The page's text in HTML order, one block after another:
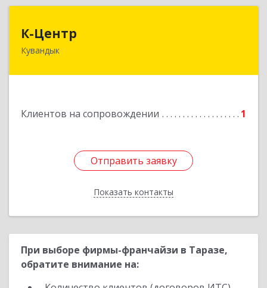
К-Центр
Кувандык
Клиентов на сопровождении 1
Отправить заявку
Показать контакты
462243, Оренбургская обл, Кувандыкский р-н,
Отправить заявку
Назад
При выборе фирмы-франчайзи в Таразе,
обратите внимание на: